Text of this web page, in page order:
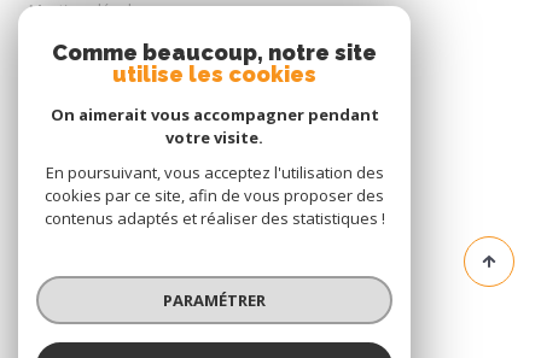
Mentions légales
Cookies
© 2026 | Tous droits réservés
Comme beaucoup, notre site
utilise les cookies
On aimerait vous accompagner pendant
votre visite.
En poursuivant, vous acceptez l'utilisation des
cookies par ce site, afin de vous proposer des
contenus adaptés et réaliser des statistiques !
PARAMÉTRER